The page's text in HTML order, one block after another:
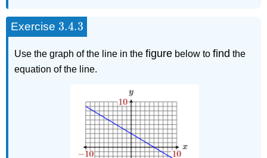
Exercise 3.4.3
3.4.3
Use the graph of the line in thefigure below tofind the
equation of the line.